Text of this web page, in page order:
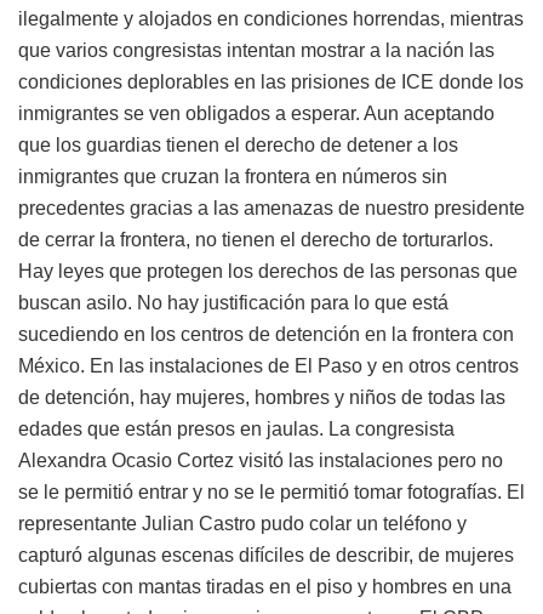
ilegalmente y alojados en condiciones horrendas, mientras
que varios congresistas intentan mostrar a la nación las
condiciones deplorables en las prisiones de ICE donde los
inmigrantes se ven obligados a esperar. Aun aceptando
que los guardias tienen el derecho de detener a los
inmigrantes que cruzan la frontera en números sin
precedentes gracias a las amenazas de nuestro presidente
de cerrar la frontera, no tienen el derecho de torturarlos.
Hay leyes que protegen los derechos de las personas que
buscan asilo. No hay justificación para lo que está
sucediendo en los centros de detención en la frontera con
México. En las instalaciones de El Paso y en otros centros
de detención, hay mujeres, hombres y niños de todas las
edades que están presos en jaulas. La congresista
Alexandra Ocasio Cortez visitó las instalaciones pero no
se le permitió entrar y no se le permitió tomar fotografías. El
representante Julian Castro pudo colar un teléfono y
capturó algunas escenas difíciles de describir, de mujeres
cubiertas con mantas tiradas en el piso y hombres en una